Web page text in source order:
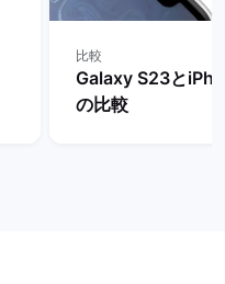
比較
Galaxy S23と
の比較